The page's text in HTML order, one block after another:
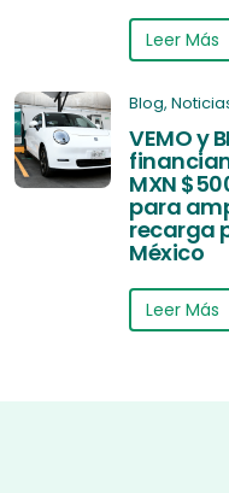
Leer Más
Blog,
VEMO y
MXN
para
recarga
México
Leer Más